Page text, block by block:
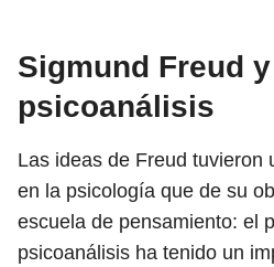
Sigmund Freud
psicoanálisis
Las ideas de Freud tuvieron
en la psicología que de su
escuela de pensamiento: el
psicoanálisis ha tenido un